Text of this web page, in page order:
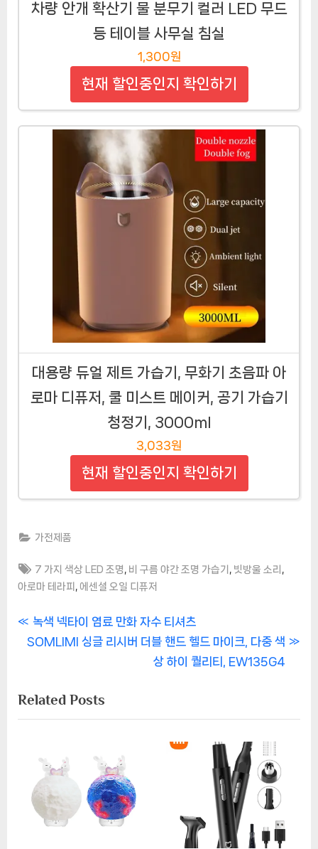
차량 안개 확산기 물 분무기 컬러 LED 무드
등 테이블 사무실 침실
1,300원
현재 할인중인지 확인하기
대용량 듀얼 제트 가습기, 무화기 초음파 아
로마 디퓨저, 쿨 미스트 메이커, 공기 가습기
청정기, 3000ml
3,033원
현재 할인중인지 확인하기
가전제품
Tags:
7 가지 색상 LED 조명 비 구름 야간 조명 가습기 빗방울 소리
아로마 테라피 에센셜 오일 디퓨저
글P
r
i
o
P
o
녹색 넥타이 염료 만화 자수 티셔츠
N
t
P
SOMLIMI 싱글 리시버 더블 핸드 헬드 마이크, 다중 색
상 하이 퀄리티, EW135G4
Related Posts